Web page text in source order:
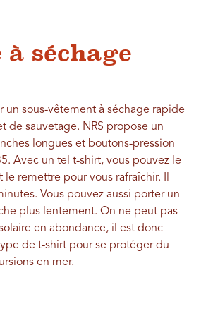
à séchage
un sous-vêtement à séchage rapide
de sauvetage. NRS propose un
longues et boutons-pression
Avec un tel t-shirt, vous pouvez le
remettre pour vous rafraîchir. Il
Vous pouvez aussi porter un
plus lentement. On ne peut pas
en abondance, il est donc
de t-shirt pour se protéger du
en mer.